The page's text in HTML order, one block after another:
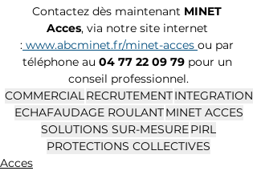
Contactez dès maintenant MINET
Acces, via notre site internet
: www.abcminet.fr/minet-acces ou par
téléphone au 04 77 22 09 79 pour un
conseil professionnel.
COMMERCIALRECRUTEMENTINTEGRATION
ECHAFAUDAGE ROULANTMINET ACCES
SOLUTIONS SUR-MESUREPIRL
PROTECTIONS COLLECTIVES
Acces